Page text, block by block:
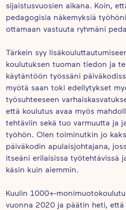
sijaistusvuosien aikana. Koin,
pedagogisia näkemyksiä
ottamaan vastuuta ryhmäni
Tärkein syy
koulutuksen tuoman tiedon ja
käytäntöön työssäni
myötä saan toki edellytykset
työsuhteeseen
että koulutus avaa myös
tehtäviin sekä tuo varmuutta ja
työhön. Olen toiminutkin jo
päiväkodin apulaisjohtajana,
itseäni erilaisissa työtehtävissä
käsin kuin aiemmin.
Kuulin 1000+-
vuonna 2020 ja päätin heti, että